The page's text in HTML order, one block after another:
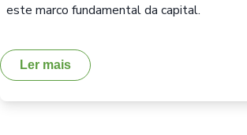
este marco fundamental da capital.
Ler mais